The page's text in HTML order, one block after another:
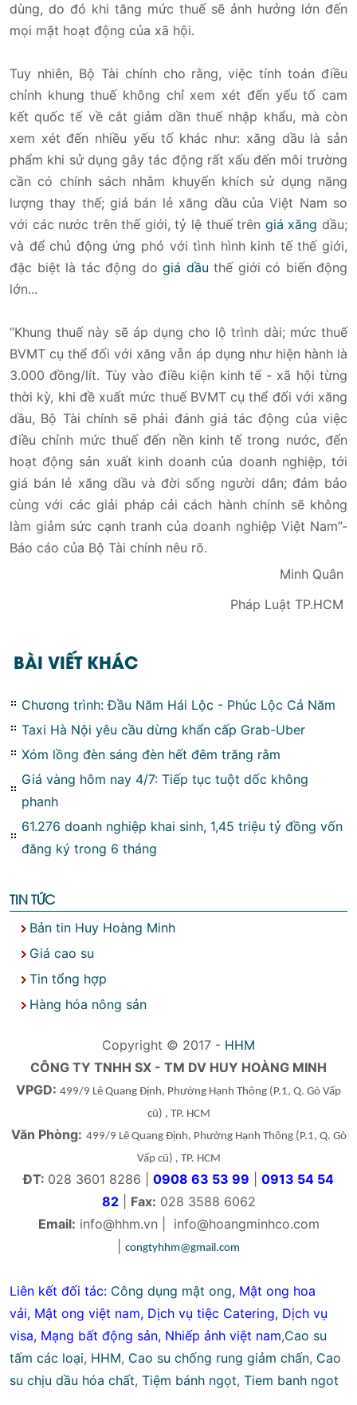
dùng, do đó khi tăng mức thuế sẽ ảnh hưởng lớn đến
mọi mặt hoạt động của xã hội.
Tuy nhiên, Bộ Tài chính cho rằng, việc tính toán điều
chỉnh khung thuế không chỉ xem xét đến yếu tố cam
kết quốc tế về cắt giảm dần thuế nhập khẩu, mà còn
xem xét đến nhiều yếu tố khác như: xăng dầu là sản
phẩm khi sử dụng gây tác động rất xấu đến môi trường
cần có chính sách nhằm khuyến khích sử dụng năng
lượng thay thế; giá bán lẻ xăng dầu của Việt Nam so
với các nước trên thế giới, tỷ lệ thuế trên giá xăng dầu;
và để chủ động ứng phó với tình hình kinh tế thế giới,
đặc biệt là tác động do giá dầu thế giới có biến động
lớn...
“Khung thuế này sẽ áp dụng cho lộ trình dài; mức thuế
BVMT cụ thể đối với xăng vẫn áp dụng như hiện hành là
3.000 đồng/lít. Tùy vào điều kiện kinh tế - xã hội từng
thời kỳ, khi đề xuất mức thuế BVMT cụ thể đối với xăng
dầu, Bộ Tài chính sẽ phải đánh giá tác động của việc
điều chỉnh mức thuế đến nền kinh tế trong nước, đến
hoạt động sản xuất kinh doanh của doanh nghiệp, tới
giá bán lẻ xăng dầu và đời sống người dân; đảm bảo
cùng với các giải pháp cải cách hành chính sẽ không
làm giảm sức cạnh tranh của doanh nghiệp Việt Nam”-
Báo cáo của Bộ Tài chính nêu rõ.
Minh Quân
Pháp Luật TP.HCM
BÀI VIẾT KHÁC
Chương trình: Đầu Năm Hái Lộc - Phúc Lộc Cả Năm
Taxi Hà Nội yêu cầu dừng khẩn cấp Grab-Uber
Xóm lồng đèn sáng đèn hết đêm trăng rằm
Giá vàng hôm nay 4/7: Tiếp tục tuột dốc không
phanh
61.276 doanh nghiệp khai sinh, 1,45 triệu tỷ đồng vốn
đăng ký trong 6 tháng
TIN TỨC
Bản tin Huy Hoàng Minh
Giá cao su
Tin tổng hợp
Hàng hóa nông sản
Copyright © 2017 - HHM
CÔNG TY TNHH SX - TM DV HUY HOÀNG MINH
VPGD: 499/9 Lê Quang Định, Phường Hạnh Thông (P.1, Q. Gò Vấp
cũ) , TP. HCM
Văn Phòng: 499/9 Lê Quang Định, Phường Hạnh Thông(P.1, Q. Gò
Vấp cũ) , TP. HCM
ĐT: 028 3601 8286 | 0908 63 53 99
0913 54 54
82| Fax: 028 3588 6062
Email: info@hhm.vn
info@hoangminhco.com
congtyhhm@gmail.com
Liên kết đối tác: Công dụng mật ong, Mật ong hoa
vải, Mật ong việt nam, Dịch vụ tiệc Catering, Dịch vụ
visa, Mạng bất động sản, Nhiếp ảnh việt nam,Cao su
tấm các loại, HHM, Cao su chống rung giảm chấn, Cao
su chịu dầu hóa chất, Tiệm bánh ngọt, Tiem banh ngot